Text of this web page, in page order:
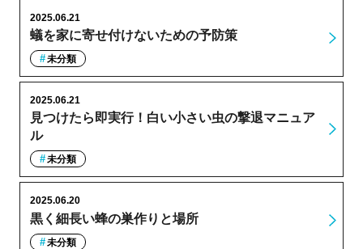
蟻を家に寄せ付けないための予防策
2025.06.21
未分類
見つけたら即実行！白い小さい虫の撃退マニュア
ル
2025.06.21
未分類
黒く細長い蜂の巣作りと場所
2025.06.20
未分類